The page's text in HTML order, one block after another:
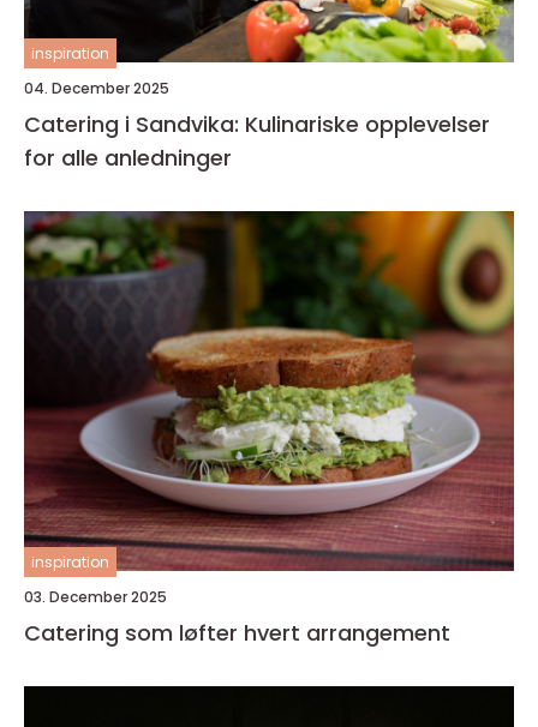
inspiration
04. December 2025
Catering i Sandvika: Kulinariske opplevelser
for alle anledninger
inspiration
03. December 2025
Catering som løfter hvert arrangement